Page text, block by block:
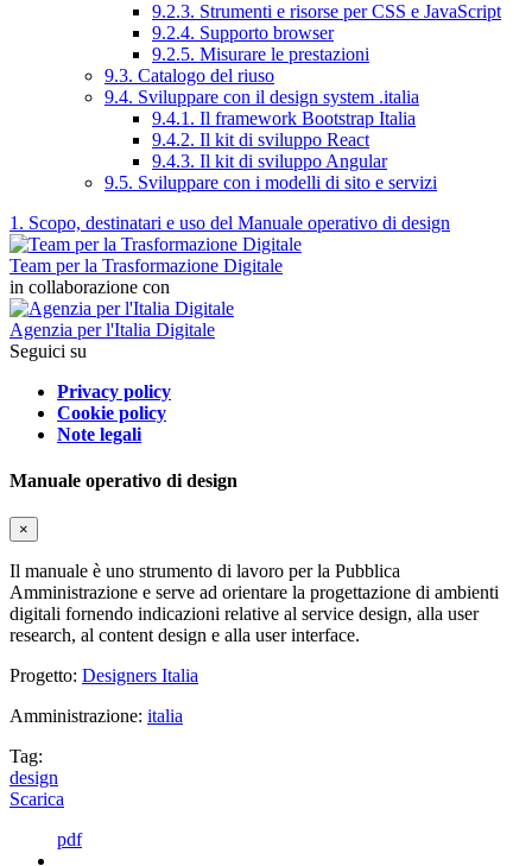
9.2.3. Strumenti e risorse per CSS e JavaScript
9.2.4. Supporto browser
9.2.5. Misurare le prestazioni
9.3. Catalogo del riuso
9.4. Sviluppare con il design system .italia
9.4.1. Il framework Bootstrap Italia
9.4.2. Il kit di sviluppo React
9.4.3. Il kit di sviluppo Angular
9.5. Sviluppare con i modelli di sito e servizi
1. Scopo, destinatari e uso del Manuale operativo di design
Team per la Trasformazione Digitale
in collaborazione con
Agenzia per l'Italia Digitale
Seguici su
Privacy policy
Cookie policy
Note legali
Manuale operativo di design
×
Il manuale è uno strumento di lavoro per la Pubblica
Amministrazione e serve ad orientare la progettazione di ambienti
digitali fornendo indicazioni relative al service design, alla user
research, al content design e alla user interface.
Progetto: Designers Italia
Amministrazione: italia
Tag:
design
Scarica
pdf